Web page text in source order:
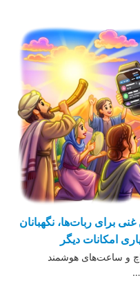
برای ربات‌ها، نگهبانان
امکانات دیگر
و ساعت‌های هوشمند